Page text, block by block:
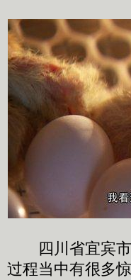
四川省宜宾市
过程当中有很多